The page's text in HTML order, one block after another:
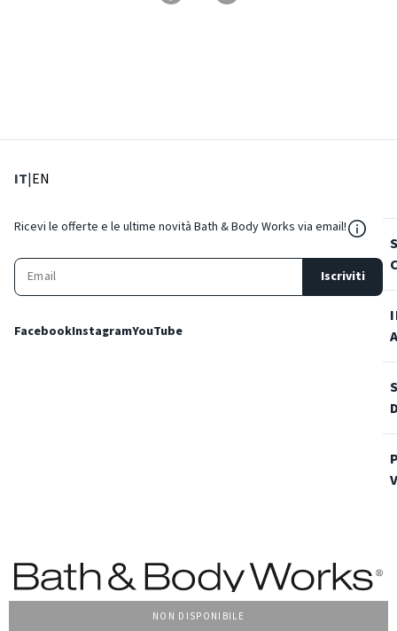
NON DISPONIBILE
IT: Lingua corrente
|EN
Ricevi le offerte e le ultime novità Bath & Body Works via email!
Iscriviti
FacebookInstagramYouTube